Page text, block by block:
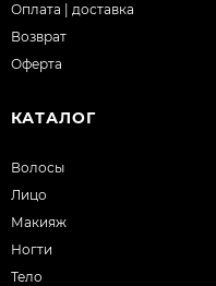
Оплата | доставка
Возврат
Оферта
КАТАЛОГ
Волосы
Лицо
Макияж
Ногти
Тело